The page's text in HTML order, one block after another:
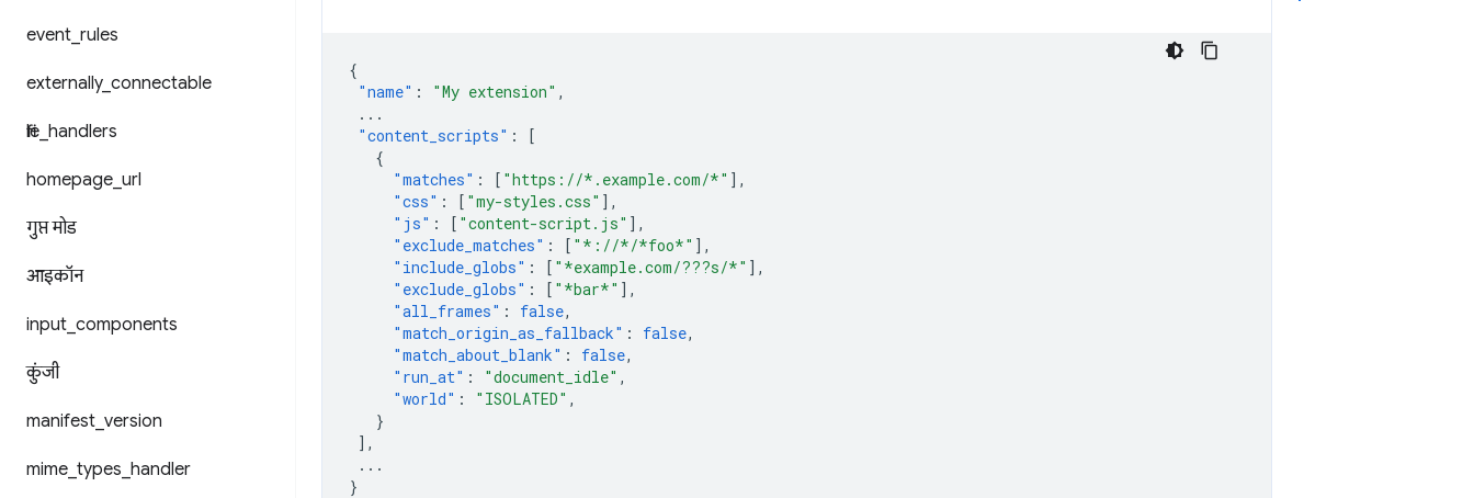
event rules
externally_ connectable
file handlers
homepage url
गुप्त मोड
आइकॉन
input components
कुंजी
manifest version
mime types handler
{
"name" : "My extension" ,
...
"content_scripts" :
[
{
"matches" : [ "https://*.example.com/*" ],
"css" : [ "my-styles.css" ],
"js" : [ "content-script.js" ],
"exclude_matches" : [ "*://*/*foo*" ],
"include_globs" : [ "*example.com/???s/*" ],
"exclude_globs" : [ "*bar*" ],
"all_frames" : false,
"match_origin_as_fallback" : false,
"match_about_blank" : false,
"run_at" : "document_idle" ,
"world" : "ISOLATED" ,
}
],
...
}